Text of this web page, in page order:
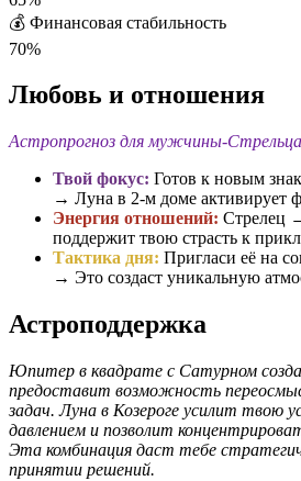
💰 Финансовая стабильность
70%
Любовь и отношения
Астропрогноз для мужчины-
Твой фокус: Готов к новым
→ Луна в 2-м доме активирует
Энергия отношений: Стрелец
поддержит твою страсть к
Тактика дня: Пригласи её на
→ Это создаст уникальную
Астроподдержка
Юпитер в квадрате с Сатурном
предоставит возможность
задач. Луна в Козероге усилит твою
давлением и позволит
Эта комбинация даст тебе
принятии решений.